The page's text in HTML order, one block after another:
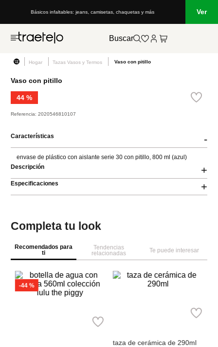
Básicos infaltables: jeans, camisetas, chaquetas y más Ver
Buscar
Hogar Tazas Vasos y Termos Vaso con pitillo
Vaso con pitillo
44 %
Referencia:2020546810107
Características -
envase de plástico con aislante serie 30 con pitillo, 800 ml (azul)
Descripción
+
Especificaciones +
Completa tu look
Recomendados para
ti
Tendencias
relacionadas
Te puede interesar
-44 %
taza de cerámica de 290ml